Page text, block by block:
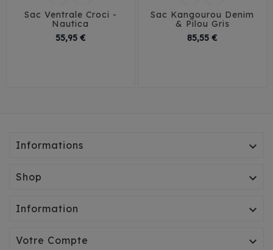
Sac Ventrale Croci -
Nautica
55,95 €Prix
Sac Kangourou Denim
& Pilou Gris
85,55 €
Informations 
Shop 
Information 
Votre Compte 